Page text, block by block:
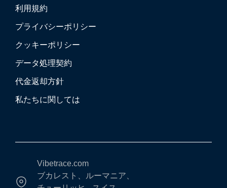
利用規約
プライバシーポリシー
クッキーポリシー
データ処理契約
代金返却方針
私たちに関しては
Vibetrace.com
ブカレスト、ルーマニア、